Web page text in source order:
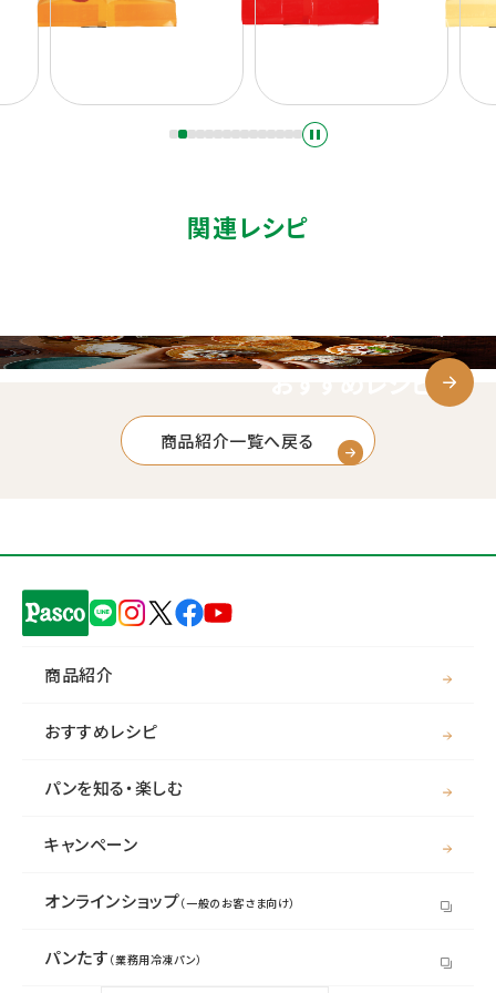
関連レシピ
おすすめレシピ
商品紹介一覧へ戻る
商品紹介
おすすめレシピ
パンを知る・楽しむ
キャンペーン
オンラインショップ（一般のお客さま向け）
パンたす （業務用冷凍パン）